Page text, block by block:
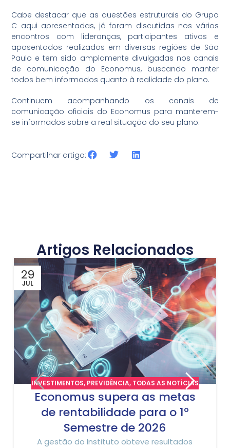
Cabe destacar que as questões estruturais do Grupo
C aqui apresentadas, já foram discutidas nos vários
encontros com lideranças, participantes ativos e
aposentados realizados em diversas regiões de São
Paulo e tem sido amplamente divulgadas nos canais
de comunicação do Economus, buscando manter
todos bem informados quanto à realidade do plano.
Continuem acompanhando os canais de
comunicação oficiais do Economus para manterem-
se informados sobre a real situação do seu plano.
Compartilhar artigo:
Artigos Relacionados
29
JUL
INVESTIMENTOS, PREVIDÊNCIA, TODAS AS NOTÍCIAS
Economus supera as metas
de rentabilidade para o 1º
Semestre de 2026
A gestão do Instituto obteve resultados